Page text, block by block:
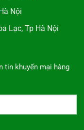
Nội
Lạc, Tp Hà Nội
tin khuyến mại hàng